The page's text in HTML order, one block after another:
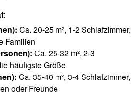
Ca. 20-25 m², 1-2 Schlafzimmer,
Familien
Ca. 25-32 m², 2-3
häufigste Größe
Ca. 35-40 m², 3-4 Schlafzimmer,
oder Freunde